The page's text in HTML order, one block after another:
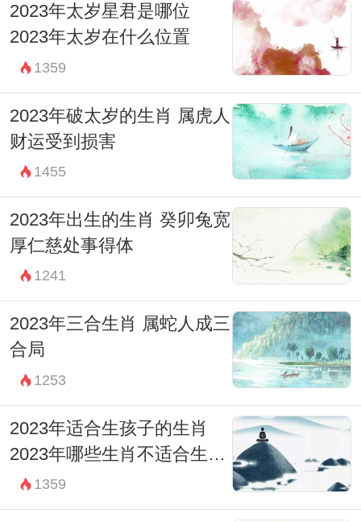
2023年太岁星君是哪位
2023年太岁在什么位置
1359
2023年破太岁的生肖 属虎人
财运受到损害
1455
2023年出生的生肖 癸卯兔宽
厚仁慈处事得体
1241
2023年三合生肖 属蛇人成三
合局
1253
2023年适合生孩子的生肖
2023年哪些生肖不适合生孩
子 1359